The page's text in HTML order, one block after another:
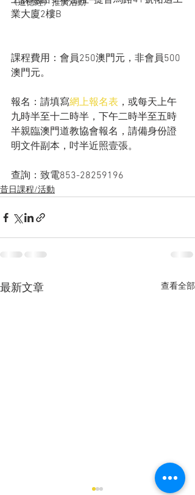
《道德經》推廣活動
業大廈2樓B
課程費用：會員250澳門元，非會員500
澳門元。
報名：請填寫網上報名表 ，或每天上午
九時半至十二時半，下午二時半至五時
半親臨澳門道教協會報名，請備身份證
明文件副本，吋半近照壹張。
查詢：致電853-28259196
昔日課程/活動
最新文章 查看全部